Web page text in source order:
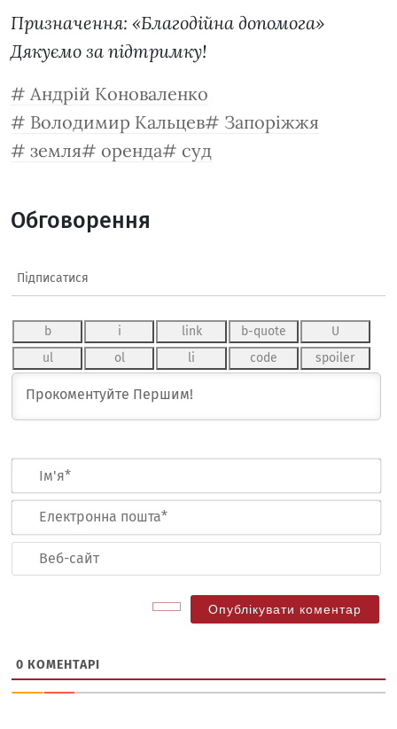
Призначення: «Благодійна допомога»
Дякуємо за підтримку!
Андрій Коноваленко
Володимир Кальцев
Запоріжжя
земля
оренда суд
Обговорення
Підписатися
0 КОМЕНТАРІ